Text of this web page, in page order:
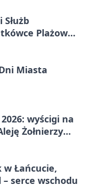
Plażowej
Miasta
wyścigi na
Żołnierzy
Łańcucie,
serce wschodu